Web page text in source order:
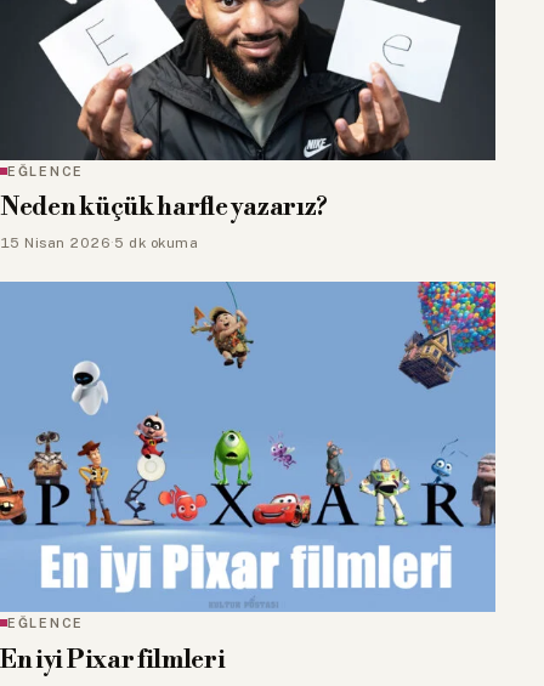
EĞLENCE
Neden küçük harfle yazarız?
15 Nisan 2026·5 dk okuma
EĞLENCE
En iyi Pixar filmleri